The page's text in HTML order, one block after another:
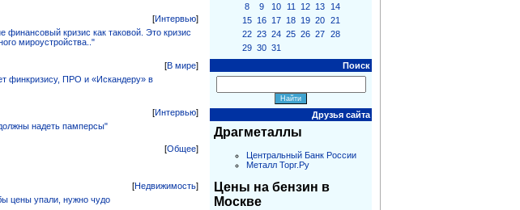
[Интервью]
финансовый кризис как таковой. Это кризис
мироустройства.."
[В мире]
финкризису, ПРО и «Искандеру» в
[Интервью]
надеть памперсы"
[Общее]
[Недвижимость]
цены упали, нужно чудо
8
9 10 11 12 13
14
15 16 17 18 19 20 21
22 23 24 25 26 27 28
29 30 31
Поиск
Друзья сайта
Драгметаллы
Центральный Банк России
Металл Торг.Ру
Цены на бензин в
Москве